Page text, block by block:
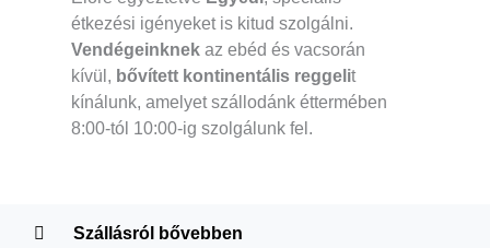
étkezési igényeket is kitud szolgálni.
Vendégeinknek az ebéd és vacsorán
kívül, bővített kontinentális reggelit
kínálunk, amelyet szállodánk éttermében
8:00-tól 10:00-ig szolgálunk fel.
Szállásról bővebben